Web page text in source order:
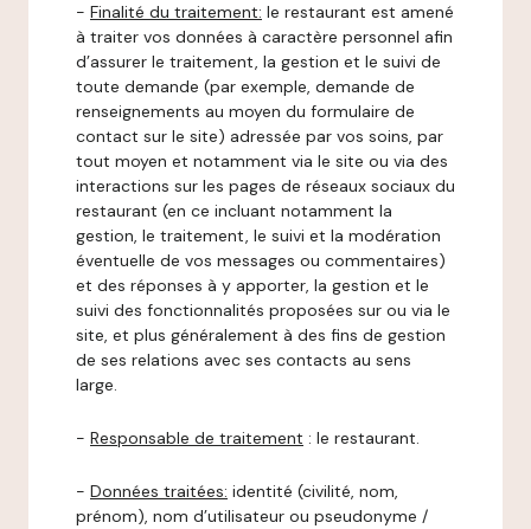
- Finalité du traitement: le restaurant est amené
à traiter vos données à caractère personnel afin
d’assurer le traitement, la gestion et le suivi de
toute demande (par exemple, demande de
renseignements au moyen du formulaire de
contact sur le site) adressée par vos soins, par
tout moyen et notamment via le site ou via des
interactions sur les pages de réseaux sociaux du
restaurant (en ce incluant notamment la
gestion, le traitement, le suivi et la modération
éventuelle de vos messages ou commentaires)
et des réponses à y apporter, la gestion et le
suivi des fonctionnalités proposées sur ou via le
site, et plus généralement à des fins de gestion
de ses relations avec ses contacts au sens
large.
- Responsable de traitement : le restaurant.
- Données traitées: identité (civilité, nom,
prénom), nom d’utilisateur ou pseudonyme /